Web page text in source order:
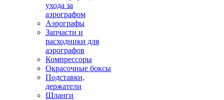
ухода за
аэрографом
Аэрографы
Запчасти и
расходники для
аэрографов
Компрессоры
Окрасочные боксы
Подставки,
держатели
Шланги